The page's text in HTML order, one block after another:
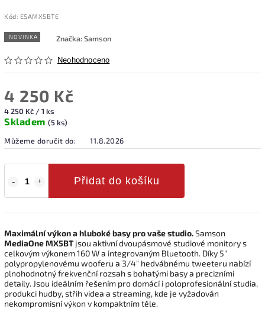
Kód: ESAMX5BTE
NOVINKA
Neohodnoceno
Značka:Samson
4 250 Kč
4 250 Kč / 1 ks
Skladem (5 ks)
Můžeme doručit do:
11.8.2026
Přidat do košíku
Maximální výkon a hluboké basy pro vaše studio.Samson
MediaOne MX5BTjsou aktivní dvoupásmové studiové monitory s
celkovým výkonem 160 W a integrovaným Bluetooth. Díky 5"
polypropylenovému wooferu a 3/4" hedvábnému tweeteru nabízí
plnohodnotný frekvenční rozsah s bohatými basy a precizními
detaily. Jsou ideálním řešením pro domácí i poloprofesionální studia,
produkci hudby, střih videa a streaming, kde je vyžadován
nekompromisní výkon v kompaktním těle.